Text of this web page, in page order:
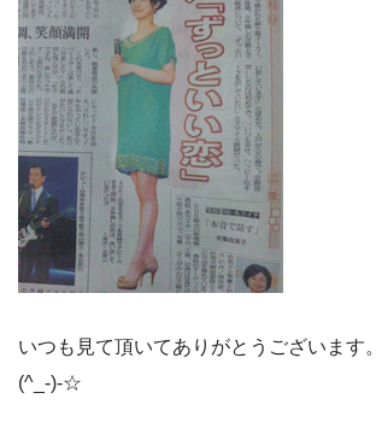
いつも見て頂いてありがとうございます。
(^_-)-☆